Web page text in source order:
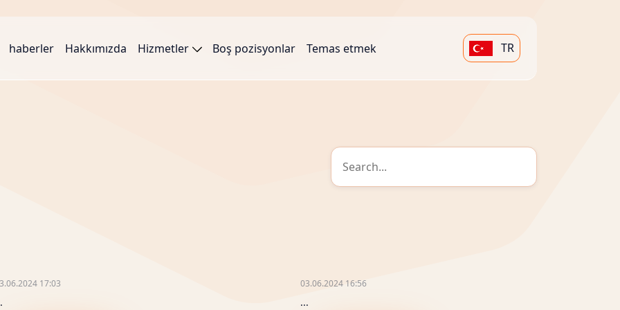
haberler Hakkımızda Hizmetler Boş pozisyonlar Temas etmek TR
17:03 03.06.2024 16:56
...